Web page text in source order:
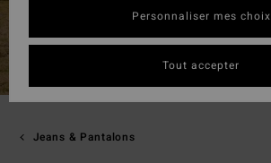
Jeans & Pantalons
Personnaliser mes choix
Tout accepter